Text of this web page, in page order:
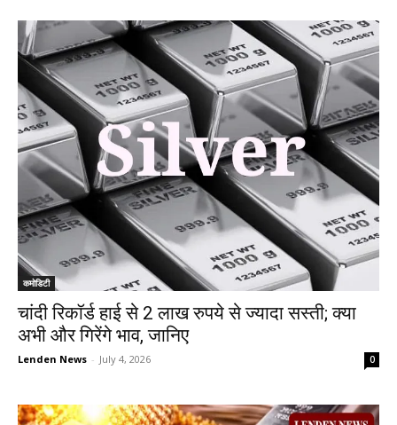
कमोडिटी
चांदी रिकॉर्ड हाई से 2 लाख रुपये से ज्यादा सस्ती; क्या
अभी और गिरेंगे भाव, जानिए
Lenden News - July 4, 2026 0